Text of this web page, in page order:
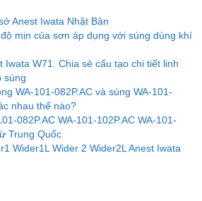
Anest Iwata Nhật Bản
mịn của sơn áp dụng với súng dùng khí
Iwata W71. Chia sẻ cấu tạo chi tiết linh
súng
WA-101-082P.AC và súng WA-101-
nhau thế nào?
082P.AC WA-101-102P.AC WA-101-
Trung Quốc
Wider1L Wider 2 Wider2L Anest Iwata